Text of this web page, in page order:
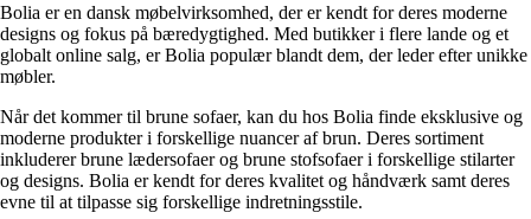
Bolia er en dansk møbelvirksomhed, der er kendt for deres moderne
designs og fokus på bæredygtighed. Med butikker i flere lande og et
globalt online salg, er Bolia populær blandt dem, der leder efter unikke
møbler.
Når det kommer til brune sofaer, kan du hos Bolia finde eksklusive og
moderne produkter i forskellige nuancer af brun. Deres sortiment
inkluderer brune lædersofaer og brune stofsofaer i forskellige stilarter
og designs. Bolia er kendt for deres kvalitet og håndværk samt deres
evne til at tilpasse sig forskellige indretningsstile.